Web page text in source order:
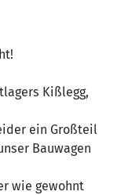
Kißlegg,
ein Großteil
Bauwagen
wie gewohnt